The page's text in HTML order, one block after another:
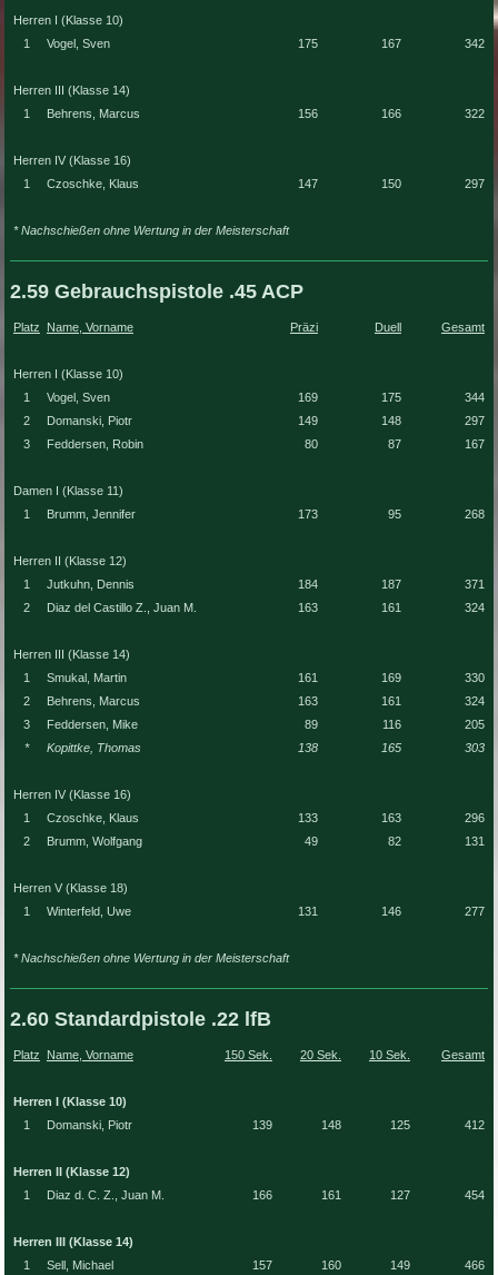
Herren I (Klasse 10)
1
Vogel, Sven 175 167 342
Herren III (Klasse 14)
1
Behrens, Marcus 156 166 322
Herren IV (Klasse 16)
1
Czoschke, Klaus 147 150 297
* Nachschießen ohne Wertung in der Meisterschaft
2.59 Gebrauchspistole .45 ACP
Platz Name, Vorname Präzi Duell Gesamt
Herren I (Klasse 10)
1
Vogel, Sven 169 175
344
2
Domanski, Piotr 149 148
297
3
Feddersen, Robin 80 87 167
Damen I (Klasse 11)
1
Brumm, Jennifer 173 95 268
Herren II (Klasse 12)
1
Jutkuhn, Dennis 184 187
371
2
Diaz del Castillo Z., Juan M. 163 161 324
Herren III (Klasse 14)
1
Smukal, Martin 161 169
330
2
Behrens, Marcus 163 161
324
3
Feddersen, Mike 89 116
205
*
Kopittke, Thomas 138 165 303
Herren IV (Klasse 16)
1
Czoschke, Klaus 133 163
296
2
Brumm, Wolfgang 49 82 131
Herren V (Klasse 18)
1
Winterfeld, Uwe 131 146 277
* Nachschießen ohne Wertung in der Meisterschaft
2.60 Standardpistole .22 lfB
Platz Name, Vorname 150 Sek. 20 Sek. 10 Sek. Gesamt
Herren I (Klasse 10)
1
Domanski, Piotr 139 148 125 412
Herren II (Klasse 12)
1
Diaz d. C. Z., Juan M. 166 161 127 454
Herren III (Klasse 14)
1
Sell, Michael 157 160 149 466